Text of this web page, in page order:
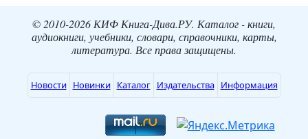
© 2010-2026 КИФ Книга-Дива.РУ. Каталог - книги,
аудиокниги, учебники, словари, справочники, карты,
литература. Все права защищены.
Новости Новинки Каталог Издательства Информация